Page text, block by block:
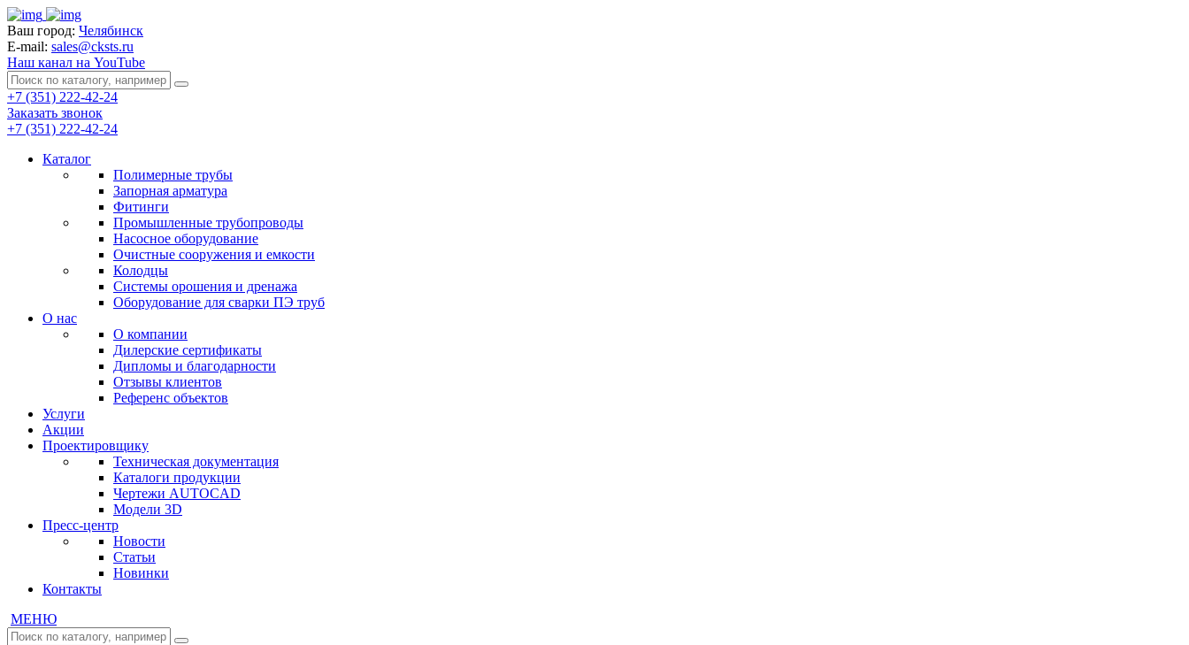
Ваш город: Челябинск
E-mail: sales@cksts.ru
Наш канал на YouTube
+7 (351) 222-42-24
Заказать звонок
+7 (351) 222-42-24
Каталог
Полимерные трубы
Запорная арматура
Фитинги
Промышленные трубопроводы
Насосное оборудование
Очистные сооружения и емкости
Колодцы
Системы орошения и дренажа
Оборудование для сварки ПЭ труб
О нас
О компании
Дилерские сертификаты
Дипломы и благодарности
Отзывы клиентов
Референс объектов
Услуги
Акции
Проектировщику
Техническая документация
Каталоги продукции
Чертежи AUTOCAD
Модели 3D
Пресс-центр
Новости
Статьи
Новинки
Контакты
МЕНЮ